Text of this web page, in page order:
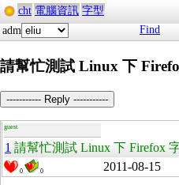
cht 電腦資訊 字型
adm
Find
請幫忙測試 Linux 下
----------- Reply -----------
guest
1 請幫忙測試 Linux 下 Firefox
0 0 2011-08-15